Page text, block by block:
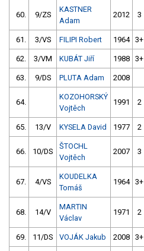
60. 9/ZS
KASTNER
Adam
2012 3
61. 3/VS FILIPI Robert 1964 3+
62. 3/VM KUBÁT Jiří 1988 3+
63. 9/DS PLUTA Adam 2008
64.
KOZOHORSKÝ
Vojtěch
1991 2
65. 13/V KYSELA David 1977 2
66. 10/DS
ŠTOCHL
Vojtěch
2007 3
67. 4/VS
KOUDELKA
Tomáš
1964 3+
68. 14/V
MARTIN
Václav
1971 2
69. 11/DS VOJÁK Jakub 2008 3+